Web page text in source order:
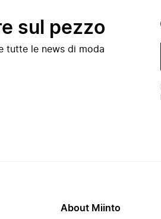
sul pezzo
tutte le news di moda
About Miinto